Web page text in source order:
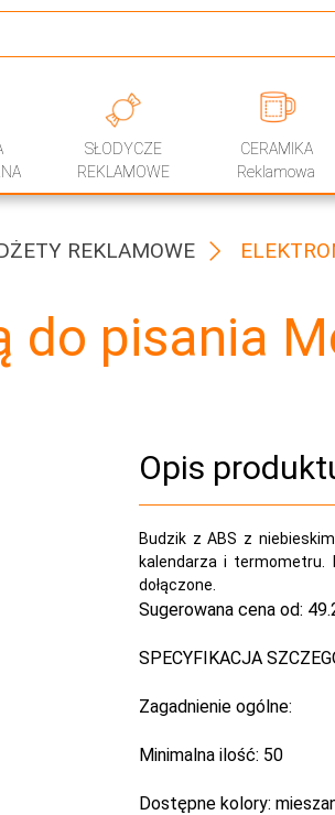
SŁODYCZE
REKLAMOWE
CERAMIKA
Reklamowa
REKLAMOWE
do pisania
Opis
Budzik z ABS z
kalendarza i termometru.
dołączone.
Sugerowana cena od:
SPECYFIKACJA
Zagadnienie ogólne:
Minimalna ilość: 50
Dostępne kolory: